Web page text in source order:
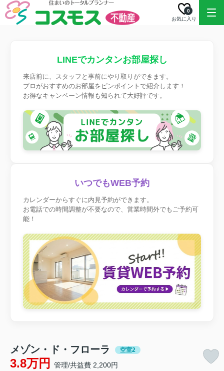
お気に入り
0
LINEでカンタンお部屋探し
来店前に、スタッフと事前にやり取りができます。
プロがおすすめのお部屋をピンポイントで紹介します！
お得なキャンペーン情報も知られて大好評です。
いつでもWEB予約
カレンダーからすぐに内見予約ができます。
お電話での時間調整が不要なので、営業時間外でもご予約可
能！
メゾン・ド・フローラ 空室2
3.8万円 管理/共益費 2,200円